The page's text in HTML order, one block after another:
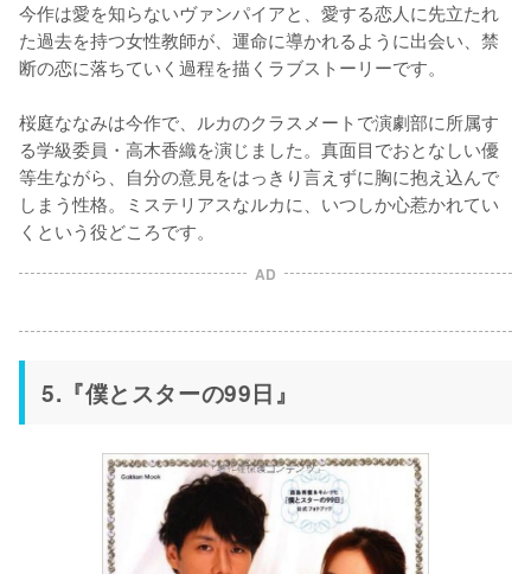
今作は愛を知らないヴァンパイアと、愛する恋人に先立たれ
た過去を持つ女性教師が、運命に導かれるように出会い、禁
断の恋に落ちていく過程を描くラブストーリーです。
桜庭ななみは今作で、ルカのクラスメートで演劇部に所属す
る学級委員・高木香織を演じました。真面目でおとなしい優
等生ながら、自分の意見をはっきり言えずに胸に抱え込んで
しまう性格。ミステリアスなルカに、いつしか心惹かれてい
くという役どころです。
AD
5.『僕とスターの99日』